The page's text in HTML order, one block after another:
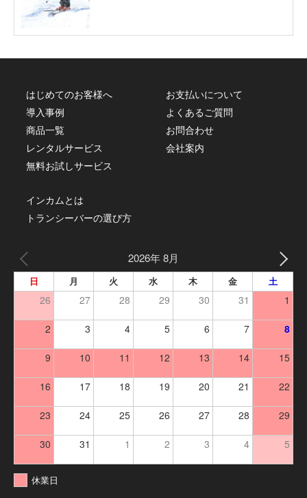
はじめてのお客様へ
導入事例
商品一覧
レンタルサービス
無料お試しサービス
お支払いについて
よくあるご質問
お問合わせ
会社案内
インカムとは
トランシーバーの選び方
2026年 8月
日 月 火 水 木 金 土
26 27 28 29 30 31 1
2 3 4 5 6 7 8
9 10 11 12 13 14 15
16 17 18 19 20 21 22
23 24 25 26 27 28 29
30 31 1 2 3 4 5
休業日